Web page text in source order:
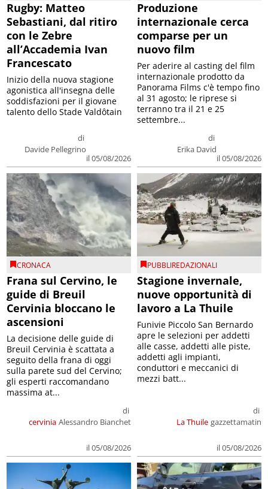
Rugby: Matteo
Sebastiani, dal ritiro
con le Zebre
all’Accademia Ivan
Francescato
di
Davide Pellegrino
il 05/08/2026
Inizio della nuova stagione
agonistica all'insegna delle
soddisfazioni per il giovane
talento dello Stade Valdôtain
Produzione
internazionale cerca
comparse per un
nuovo film
di
Erika David
il 05/08/2026
Per aderire al casting del film
internazionale prodotto da
Panorama Films c'è tempo fino
al 31 agosto; le riprese si
terranno tra il 21 e 25
settembre...
CRONACA
Frana sul Cervino, le
guide di Breuil
Cervinia bloccano le
ascensioni
cervinia
di
Alessandro Bianchet
il 05/08/2026
La decisione delle guide di
Breuil Cervinia è scattata a
seguito della frana di oggi
sulla parete sud del Cervino;
gli esperti raccomandano
massima at...
PUBBLIREDAZIONALI
Stagione invernale,
nuove opportunità di
lavoro a La Thuile
La Thuile
di
gazzettamatin
il 05/08/2026
Funivie Piccolo San Bernardo
apre le selezioni per addetti
alle casse, addetti alle piste,
addetti agli impianti,
conduttori e meccanici di
mezzi batt...